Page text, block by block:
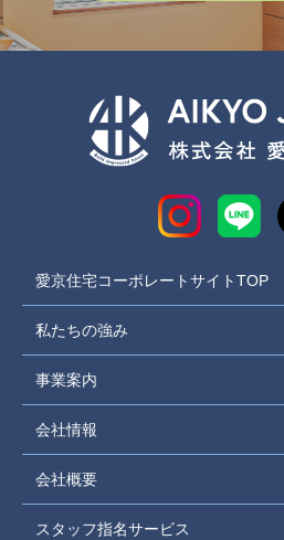
愛京住宅コーポレートサイトTOP
私たちの強み
事業案内
会社情報
会社概要
スタッフ指名サービス